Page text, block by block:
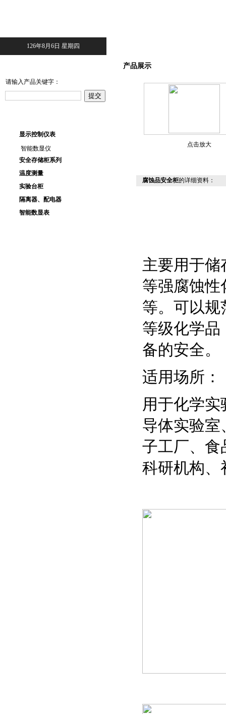
126年8月6日 星期四
请输入产品关键字：
显示控制仪表
智能数显仪
安全存储柜系列
温度测量
实验台柜
隔离器、配电器
智能数显表
产品展示
点击放大
腐蚀品安全柜的详细资料：
主要用于储
等强腐蚀性
等。可以规
等级化学品
备的安全。
适用场所：
用于化学
导体实验室
子工厂、食
科研机构、